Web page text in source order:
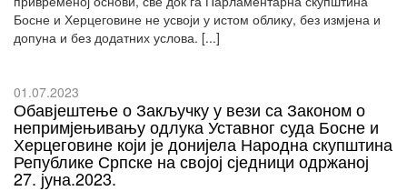
Босне и Херцеговине не усвоји у истом облику, без измјена и
допуна и без додатних услова. [...]
01.07.2023
Обавјештење о Закључку у вези са Законом о
непримјењивању одлука Уставног суда Босне и
Херцеговине који је донијела Народна скупштина
Републике Српске на својој сједници одржаној
27. јуна.2023.